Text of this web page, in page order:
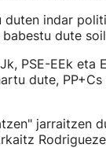
duten indar
dute
PSE-EEk
dute,
jarraitzen